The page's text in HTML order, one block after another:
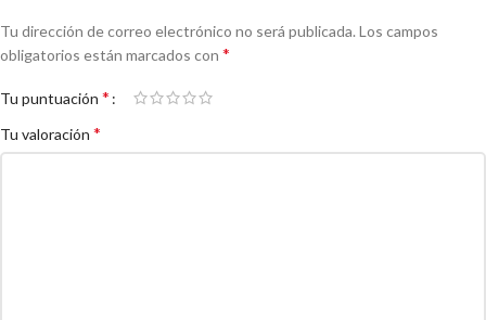
Tu dirección de correo electrónico no será publicada. Los campos
obligatorios están marcados con *
Tu puntuación *
Tu valoración *